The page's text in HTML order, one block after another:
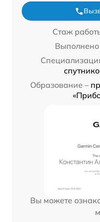
Стаж
Выполнено
Образование –
Вы можете